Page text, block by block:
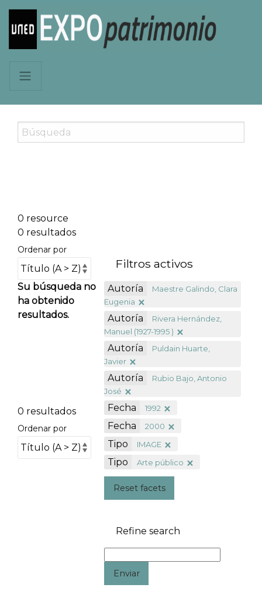
0 resource
0 resultados
Ordenar por
Su búsqueda no
ha obtenido
resultados.
0 resultados
Ordenar por
Filtros activos
Autoría
Maestre Galindo, Clara
Eugenia
Autoría
Rivera Hernández,
Manuel (1927-1995 )
Autoría
Puldain Huarte,
Javier
Autoría
Rubio Bajo, Antonio
José
Fecha 1992
Fecha 2000
Tipo IMAGE
Tipo Arte público
Reset facets
Refine search
Enviar